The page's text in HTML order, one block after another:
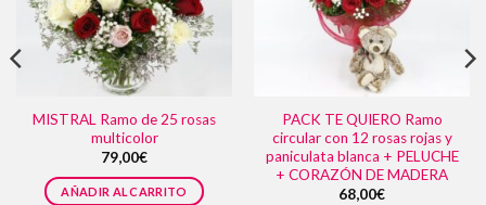
MISTRAL Ramo de 25 rosas
multicolor
79,00€
AÑADIR AL CARRITO
PACK TE QUIERO Ramo
circular con 12 rosas rojas y
paniculata blanca + PELUCHE
+ CORAZÓN DE MADERA
68,00€